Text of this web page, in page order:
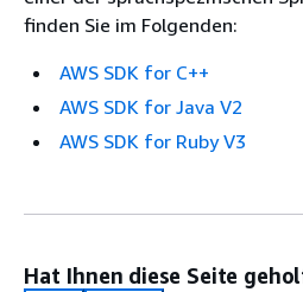
finden Sie im Folgenden:
AWS SDK for C++
AWS SDK for Java V2
AWS SDK for Ruby V3
Hat Ihnen diese Seite